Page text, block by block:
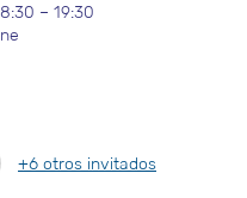
– 19:30
+6 otros invitados